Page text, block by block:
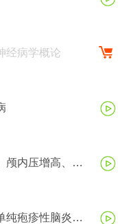
经病学概论
颅内压增高、脑
纯疱疹性脑炎、